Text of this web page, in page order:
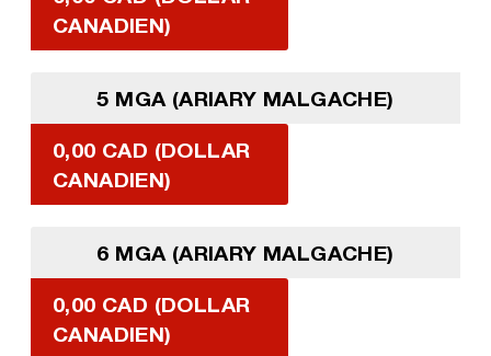
CANADIEN)
5 MGA (ARIARY MALGACHE)
0,00 CAD (DOLLAR
CANADIEN)
6 MGA (ARIARY MALGACHE)
0,00 CAD (DOLLAR
CANADIEN)